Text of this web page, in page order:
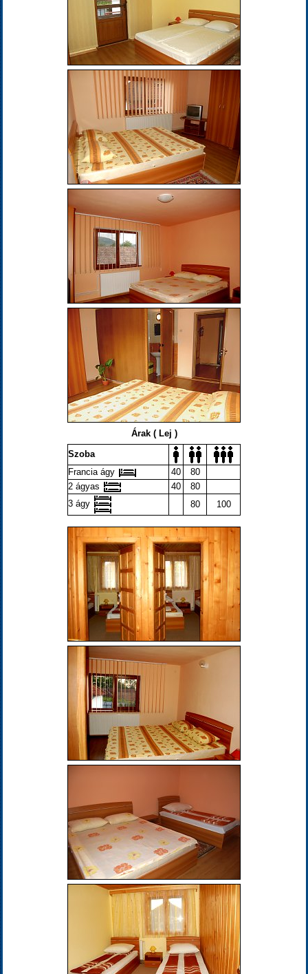
Árak ( Lej )
Szoba
Francia ágy
40
80
2 ágyas
40
80
3 ágy
80 100